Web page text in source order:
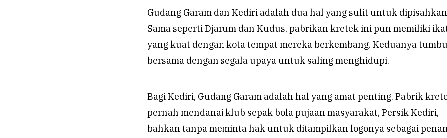
Gudang Garam dan Kediri adalah dua hal yang sulit untuk
Sama seperti Djarum dan Kudus, pabrikan kretek ini pun memiliki
yang kuat dengan kota tempat mereka berkembang. Keduanya
bersama dengan segala upaya untuk saling menghidupi.
Bagi Kediri, Gudang Garam adalah hal yang amat penting. Pabrik
pernah mendanai klub sepak bola pujaan masyarakat, Persik Kediri,
bahkan tanpa meminta hak untuk ditampilkan logonya sebagai